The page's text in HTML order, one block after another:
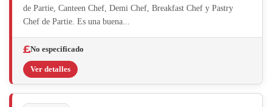
de Partie, Canteen Chef, Demi Chef, Breakfast Chef y Pastry
Chef de Partie. Es una buena...
No especificado
Ver detalles